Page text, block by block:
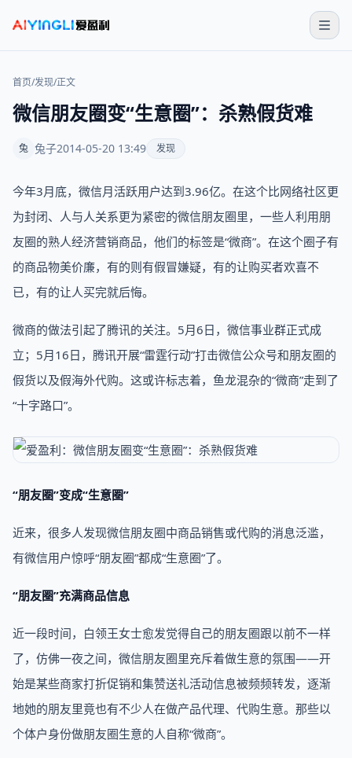
首页/发现/正文
微信朋友圈变“生意圈”：杀熟假货难
兔 兔子2014-05-20 13:49 发现
今年3月底，微信月活跃用户达到3.96亿。在这个比网络社区更
为封闭、人与人关系更为紧密的微信朋友圈里，一些人利用朋
友圈的熟人经济营销商品，他们的标签是“微商”。在这个圈子有
的商品物美价廉，有的则有假冒嫌疑，有的让购买者欢喜不
已，有的让人买完就后悔。
微商的做法引起了腾讯的关注。5月6日，微信事业群正式成
立；5月16日，腾讯开展“雷霆行动”打击微信公众号和朋友圈的
假货以及假海外代购。这或许标志着，鱼龙混杂的“微商”走到了
“十字路口”。
“朋友圈”变成“生意圈”
近来，很多人发现微信朋友圈中商品销售或代购的消息泛滥，
有微信用户惊呼“朋友圈”都成“生意圈”了。
“朋友圈”充满商品信息
近一段时间，白领王女士愈发觉得自己的朋友圈跟以前不一样
了，仿佛一夜之间，微信朋友圈里充斥着做生意的氛围——开
始是某些商家打折促销和集赞送礼活动信息被频频转发，逐渐
地她的朋友里竟也有不少人在做产品代理、代购生意。那些以
个体户身份做朋友圈生意的人自称“微商”。